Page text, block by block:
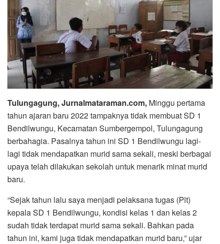
Tulungagung, Jurnalmataraman.com, Minggu pertama
tahun ajaran baru 2022 tampaknya tidak membuat SD 1
Bendilwungu, Kecamatan Sumbergempol, Tulungagung
berbahagia. Pasalnya tahun ini SD 1 Bendilwungu lagi-
lagi tidak mendapatkan murid sama sekali, meski berbagai
upaya telah dilakukan sekolah untuk menarik minat murid
baru.
“Sejak tahun lalu saya menjadi pelaksana tugas (Plt)
kepala SD 1 Bendilwungu, kondisi kelas 1 dan kelas 2
sudah tidak terdapat murid sama sekali. Bahkan pada
tahun ini, kami juga tidak mendapatkan murid baru,” ujar